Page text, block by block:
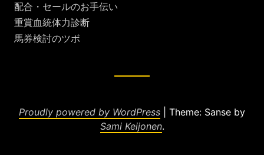
配合・セールのお手伝い
重賞血統体力診断
馬券検討のツボ
Proudly powered by WordPress
Theme: Sanse by
Sami Keijonen.